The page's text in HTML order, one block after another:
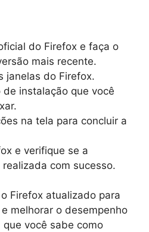
do Firefox e faça o
mais recente.
janelas do Firefox.
de instalação que você
na tela para concluir a
e verifique se a
com sucesso.
Firefox atualizado para
melhorar o desempenho
você sabe como